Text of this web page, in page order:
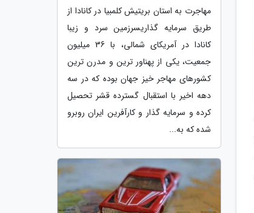
مهاجرت به استان بریتیش کلمبیا در کانادا از
طریق سرمایه گذاریسرزمین سرد و زیبا
کانادا در آمریکای شمالی، با 36 میلیون
جمعیت، یکی از پهناور ترین و مدرن ترین
کشورهای مهاجر خیز جهان بوده که در سه
دهه اخیر با استقبال گسترده قشر تحصیل
کرده و سرمایه گذار و کارآفرین ایران روبرو
شده که به...